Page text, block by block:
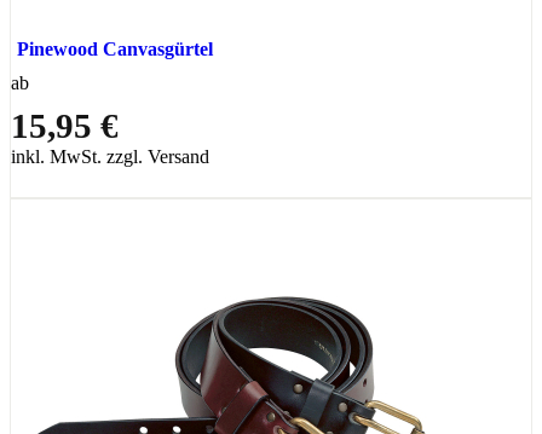
Pinewood Canvasgürtel
ab
15,95 €
inkl. MwSt. zzgl. Versand